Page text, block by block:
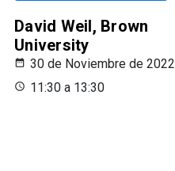
David Weil, Brown
University
30 de Noviembre de 2022
11:30 a 13:30